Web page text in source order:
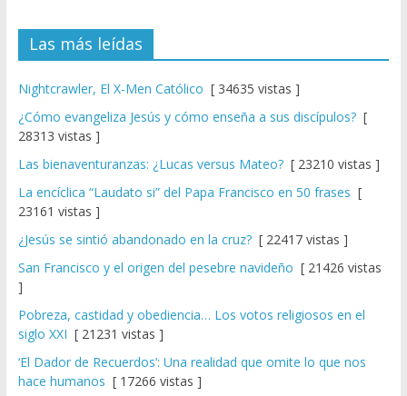
Las más leídas
Nightcrawler, El X-Men Católico [ 34635 vistas ]
¿Cómo evangeliza Jesús y cómo enseña a sus discípulos?[
28313 vistas ]
Las bienaventuranzas: ¿Lucas versus Mateo?[ 23210 vistas ]
La encíclica “Laudato si” del Papa Francisco en 50 frases [
23161 vistas ]
¿Jesús se sintió abandonado en la cruz?[ 22417 vistas ]
San Francisco y el origen del pesebre navideño [ 21426 vistas
]
Pobreza, castidad y obediencia… Los votos religiosos en el
siglo XXI [ 21231 vistas ]
‘El Dador de Recuerdos’: Una realidad que omite lo que nos
hace humanos [ 17266 vistas ]